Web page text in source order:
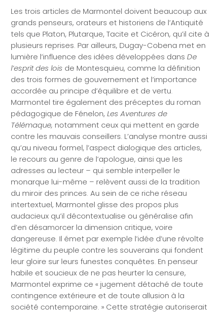
Les trois articles de Marmontel doivent beaucoup aux
grands penseurs, orateurs et historiens de l’Antiquité
tels que Platon, Plutarque, Tacite et Cicéron, qu’il cite à
plusieurs reprises. Par ailleurs, Dugay-Cobena met en
lumière l’influence des idées développées dansDe
l’esprit des lois de Montesquieu, comme la définition
des trois formes de gouvernement et l’importance
accordée au principe d’équilibre et de vertu.
Marmontel tire également des préceptes du roman
pédagogique de Fénelon,Les Aventures de
Télémaque, notamment ceux qui mettent en garde
contre les mauvais conseillers. L’analyse montre aussi
qu’au niveau formel, l’aspect dialogique des articles,
le recours au genre de l’apologue, ainsi que les
adresses au lecteur – qui semble interpeller le
monarque lui-même – relèvent aussi de la tradition
du miroir des princes. Au sein de ce riche réseau
intertextuel, Marmontel glisse des propos plus
audacieux qu’il décontextualise ou généralise afin
d’en désamorcer la dimension critique, voire
dangereuse. Il émet par exemple l’idée d’une révolte
légitime du peuple contre les souverains qui fondent
leur gloire sur leurs funestes conquêtes. En penseur
habile et soucieux de ne pas heurter la censure,
Marmontel exprime ce « jugement détaché de toute
contingence extérieure et de toute allusion à la
société contemporaine. » Cette stratégie autoriserait